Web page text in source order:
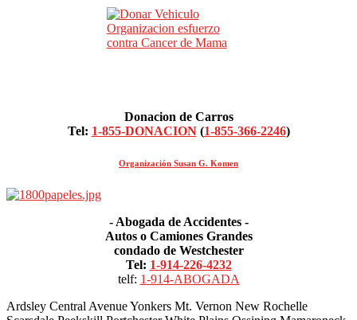
Donacion de Carros
Tel: 1-855-DONACION(1-855-366-2246)
Organización Susan G. Komen
- Abogada de Accidentes -
Autos o Camiones Grandes
condado de Westchester
Tel: 1-914-226-4232
telf: 1-914-ABOGADA
Ardsley Central Avenue Yonkers Mt. Vernon New Rochelle